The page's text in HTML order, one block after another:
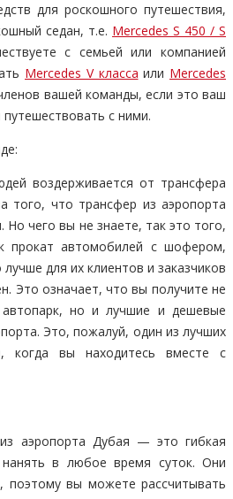
для роскошного путешествия,
седан, т.е. Mercedes S 450 / S
с семьей или компанией
Mercedes V класса или Mercedes
вашей команды, если это ваш
с ними.
воздерживается от трансфера
того, что трансфер из аэропорта
чего вы не знаете, так это того,
прокат автомобилей с шофером,
для их клиентов и заказчиков
Это означает, что вы получите не
автопарк, но и лучшие и дешевые
Это, пожалуй, один из лучших
когда вы находитесь вместе с
аэропорта Дубая — это гибкая
в любое время суток. Они
поэтому вы можете рассчитывать